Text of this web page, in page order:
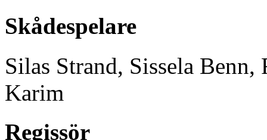
Skådespelare
Silas Strand, Sissela
Karim
Regissör